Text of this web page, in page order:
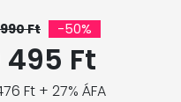
Ft -50%
495 Ft
Ft + 27% ÁFA